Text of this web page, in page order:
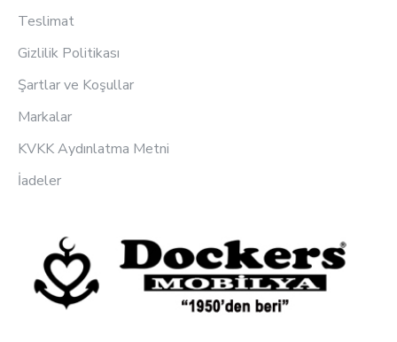
Teslimat
Gizlilik Politikası
Şartlar ve Koşullar
Markalar
KVKK Aydınlatma Metni
İadeler